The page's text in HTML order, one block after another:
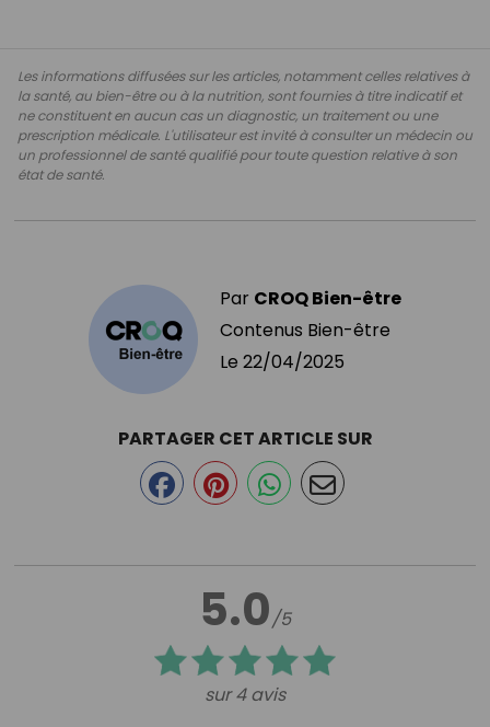
Les informations diffusées sur les articles, notamment celles relatives à
la santé, au bien-être ou à la nutrition, sont fournies à titre indicatif et
ne constituent en aucun cas un diagnostic, un traitement ou une
prescription médicale. L'utilisateur est invité à consulter un médecin ou
un professionnel de santé qualifié pour toute question relative à son
état de santé.
Par CROQ Bien-être
Contenus Bien-être
Le 22/04/2025
5.0/5
sur 4 avis
PARTAGER CET ARTICLE SUR